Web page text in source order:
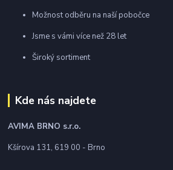
Možnost odběru na naší pobočce
Jsme s vámi více než 28 let
Široký sortiment
Kde nás najdete
AVIMA BRNO s.r.o.
Kšírova 131, 619 00 - Brno